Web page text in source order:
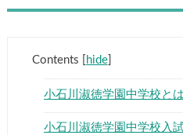
Contents hide]
小石川淑徳学園中学校とは
小石川淑徳学園中学校入